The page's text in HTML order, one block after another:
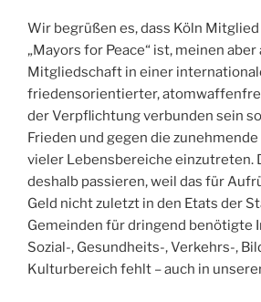
Wir begrüßen es, dass Köln
„Mayors for Peace“ ist, meinen aber
Mitgliedschaft in einer
friedensorientierter,
der Verpflichtung verbunden sein
Frieden und gegen die
vieler Lebensbereiche einzutreten.
deshalb passieren, weil das für
Geld nicht zuletzt in den Etats der
Gemeinden für dringend benötigte
Sozial-, Gesundheits-, Verkehrs-,
Kulturbereich fehlt – auch in